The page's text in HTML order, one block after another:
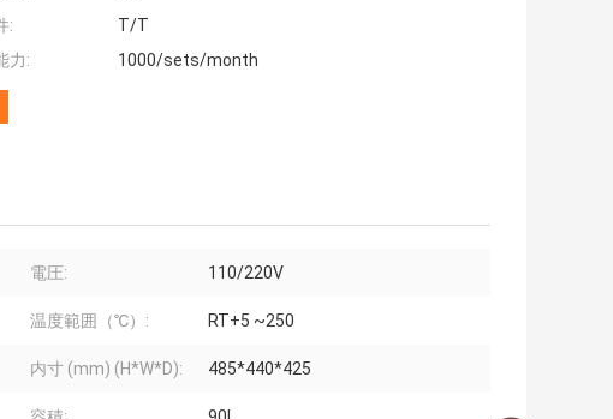
:
T/T
力:
1000/sets/month
電圧: 110/220V
温度範囲（℃）: RT+5 ~250
内寸 (mm) (H*W*D): 485*440*425